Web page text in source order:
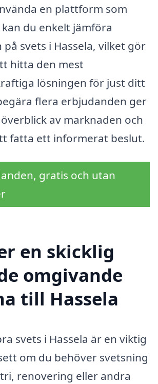
en plattform som
du enkelt jämföra
svets i Hassela, vilket gör
hitta den mest
lösningen för just ditt
flera erbjudanden ger
av marknaden och
fatta ett informerat beslut.
gratis och utan
en skicklig
omgivande
till Hassela
svets i Hassela är en viktig
om du behöver svetsning
renovering eller andra